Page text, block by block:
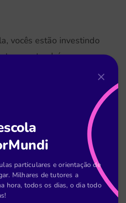
vocês estão investindo
mas também na
que vai além das
os alunos para os
que encontrarão ao
particulares e orientação de
Milhares de tutores a
hora, todos os dias, o dia todo